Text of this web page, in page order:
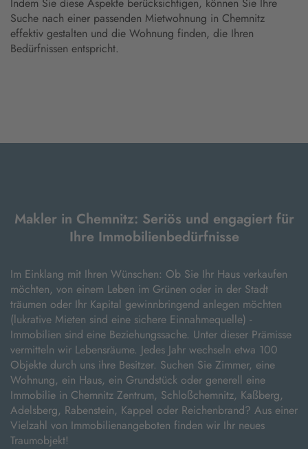
Suche nach einer passenden Mietwohnung in Chemnitz
effektiv gestalten und die Wohnung finden, die Ihren
Bedürfnissen entspricht.
Makler in Chemnitz: Seriös und engagiert für
Ihre Immobilienbedürfnisse
Im Einklang mit Ihren Wünschen: Ob Sie Ihr Haus verkaufen
möchten, von einem Leben im Grünen oder in der Stadt
träumen oder Ihr Kapital gewinnbringend anlegen möchten
(lukrative Mieten sind eine sichere Einnahmequelle) -
Immobilien sind eine Beziehungssache. Unter dieser Prämisse
vermitteln wir Lebensräume. Jedes Jahr wechseln etwa 100
Objekte durch uns ihre Besitzer. Suchen Sie Zimmer, eine
Wohnung, ein Haus, ein Grundstück oder generell eine
Immobilie in Chemnitz Zentrum, Schloßchemnitz, Kaßberg,
Adelsberg, Rabenstein, Kappel oder Reichenbrand? Aus einer
Vielzahl von Immobilienangeboten finden wir Ihr neues
Traumobjekt!